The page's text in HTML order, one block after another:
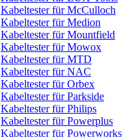
Kabeltester für McCulloch
Kabeltester für Medion
Kabeltester für Mountfield
Kabeltester für Mowox
Kabeltester für MTD
Kabeltester für NAC
Kabeltester für Orbex
Kabeltester für Parkside
Kabeltester für Philips
Kabeltester für Powerplus
Kabeltester für Powerworks